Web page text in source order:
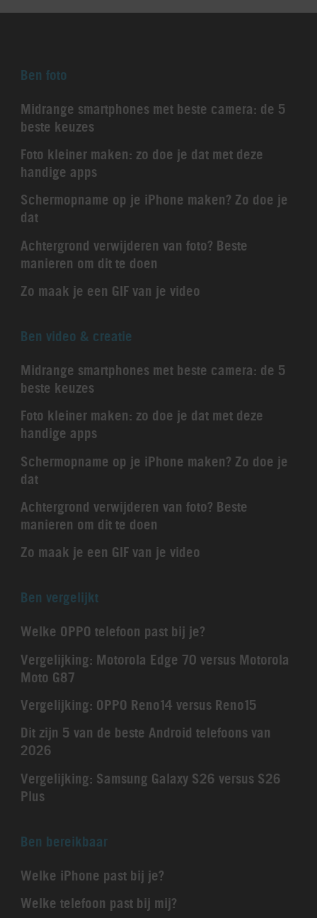
Ben foto
Midrange smartphones met beste camera: de 5
beste keuzes
Foto kleiner maken: zo doe je dat met deze
handige apps
Schermopname op je iPhone maken? Zo doe je
dat
Achtergrond verwijderen van foto? Beste
manieren om dit te doen
Zo maak je een GIF van je video
Ben video & creatie
Midrange smartphones met beste camera: de 5
beste keuzes
Foto kleiner maken: zo doe je dat met deze
handige apps
Schermopname op je iPhone maken? Zo doe je
dat
Achtergrond verwijderen van foto? Beste
manieren om dit te doen
Zo maak je een GIF van je video
Ben vergelijkt
Welke OPPO telefoon past bij je?
Vergelijking: Motorola Edge 70 versus Motorola
Moto G87
Vergelijking: OPPO Reno14 versus Reno15
Dit zijn 5 van de beste Android telefoons van
2026
Vergelijking: Samsung Galaxy S26 versus S26
Plus
Ben bereikbaar
Welke iPhone past bij je?
Welke telefoon past bij mij?